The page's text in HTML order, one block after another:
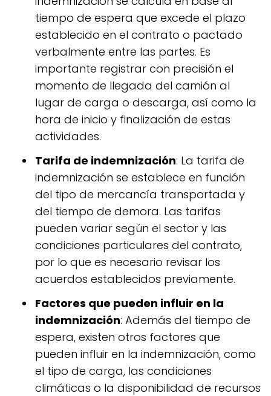
tiempo de espera que excede el plazo
establecido en el contrato o pactado
verbalmente entre las partes. Es
importante registrar con precisión el
momento de llegada del camión al
lugar de carga o descarga, así como la
hora de inicio y finalización de estas
actividades.
Tarifa de indemnización: La tarifa de
indemnización se establece en función
del tipo de mercancía transportada y
del tiempo de demora. Las tarifas
pueden variar según el sector y las
condiciones particulares del contrato,
por lo que es necesario revisar los
acuerdos establecidos previamente.
Factores que pueden influir en la
indemnización: Además del tiempo de
espera, existen otros factores que
pueden influir en la indemnización, como
el tipo de carga, las condiciones
climáticas o la disponibilidad de recursos